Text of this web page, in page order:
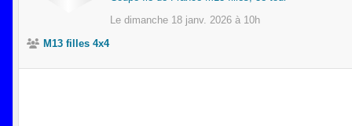
Le dimanche 18 janv. 2026 à 10h
M13 filles 4x4